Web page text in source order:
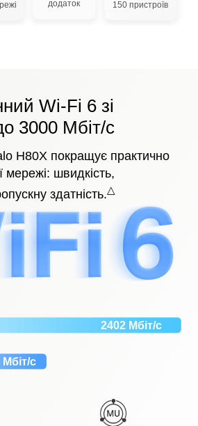
додаток
150 пристроїв
Wi-Fi 6 зі
3000 Мбіт/с
H80X покращує практично
мережі: швидкість,
здатність.△
2402 Мбіт/с
Мбіт/с